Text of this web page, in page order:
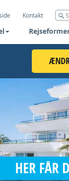
Kontakt
HER FÅR